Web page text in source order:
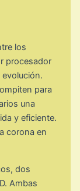
los
procesador
para
una
y eficiente.
corona en
dos
Ambas